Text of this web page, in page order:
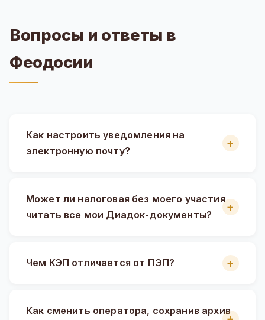
Вопросы и ответы в
Феодосии
Как настроить уведомления на
электронную почту?
Может ли налоговая без моего участия
читать все мои Диадок-документы?
Чем КЭП отличается от ПЭП?
Как сменить оператора, сохранив архив